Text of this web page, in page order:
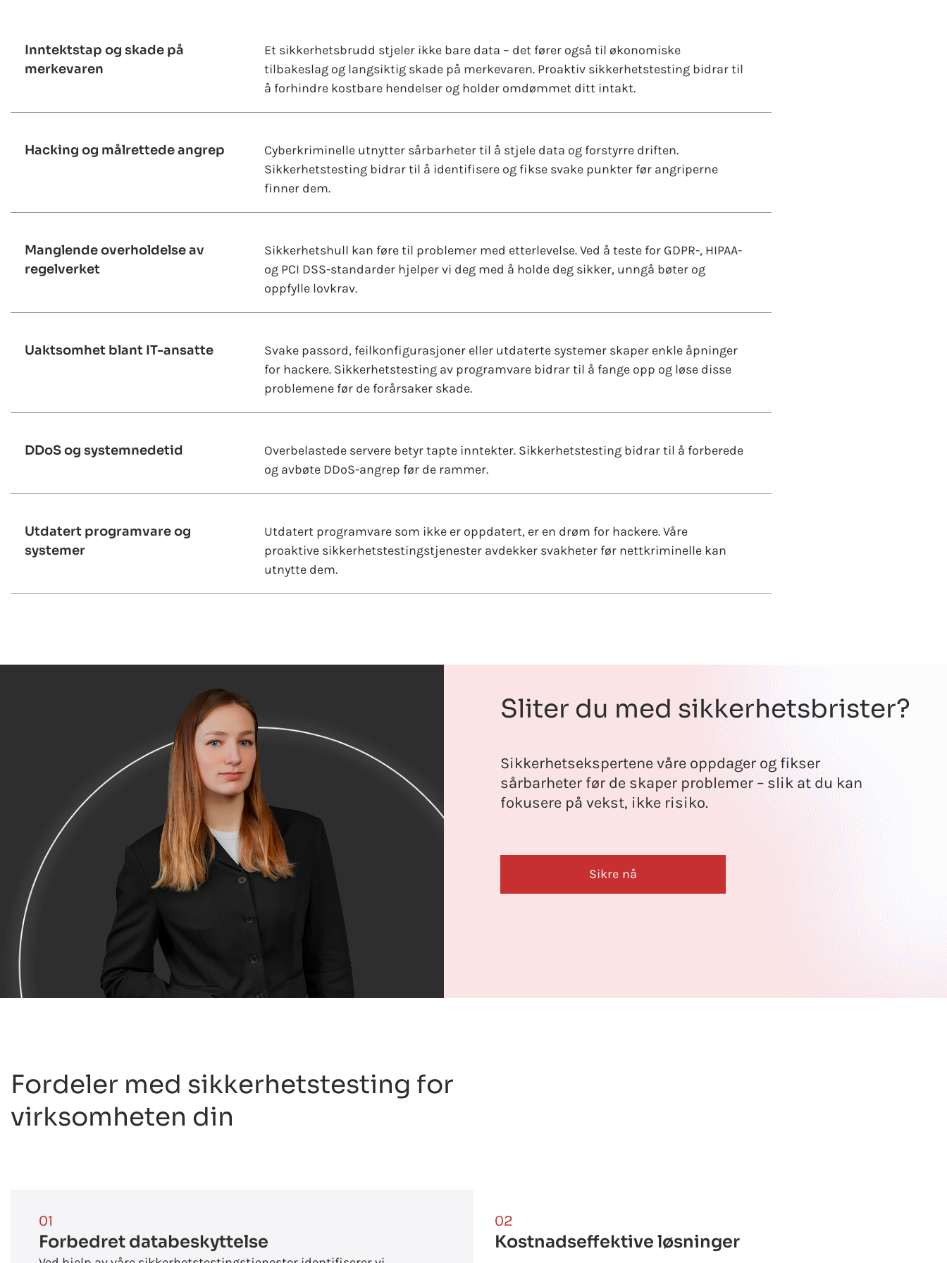
Inntektstap og skade på
merkevaren
Et sikkerhetsbrudd stjeler ikke bare data – det fører også til økonomiske
tilbakeslag og langsiktig skade på merkevaren. Proaktiv sikkerhetstesting bidrar til
å forhindre kostbare hendelser og holder omdømmet ditt intakt.
Hacking og målrettede angrep
Cyberkriminelle utnytter sårbarheter til å stjele data og forstyrre driften.
Sikkerhetstesting bidrar til å identifisere og fikse svake punkter før angriperne
finner dem.
Manglende overholdelse av
regelverket
Sikkerhetshull kan føre til problemer med etterlevelse. Ved å teste for GDPR-, HIPAA-
og PCI DSS-standarder hjelper vi deg med å holde deg sikker, unngå bøter og
oppfylle lovkrav.
Uaktsomhet blant IT-ansatte
Svake passord, feilkonfigurasjoner eller utdaterte systemer skaper enkle åpninger
for hackere. Sikkerhetstesting av programvare bidrar til å fange opp og løse disse
problemene før de forårsaker skade.
DDoS og systemnedetid
Overbelastede servere betyr tapte inntekter. Sikkerhetstesting bidrar til å forberede
og avbøte DDoS-angrep før de rammer.
Utdatert programvare og
systemer
Utdatert programvare som ikke er oppdatert, er en drøm for hackere. Våre
proaktive sikkerhetstestingstjenester avdekker svakheter før nettkriminelle kan
utnytte dem.
Sliter du med sikkerhetsbrister?
Sikkerhetsekspertene våre oppdager og fikser
sårbarheter før de skaper problemer – slik at du kan
fokusere på vekst, ikke risiko.
Sikre nå
Fordeler med sikkerhetstesting for
virksomheten din
01
Forbedret databeskyttelse
02
Kostnadseffektive løsninger